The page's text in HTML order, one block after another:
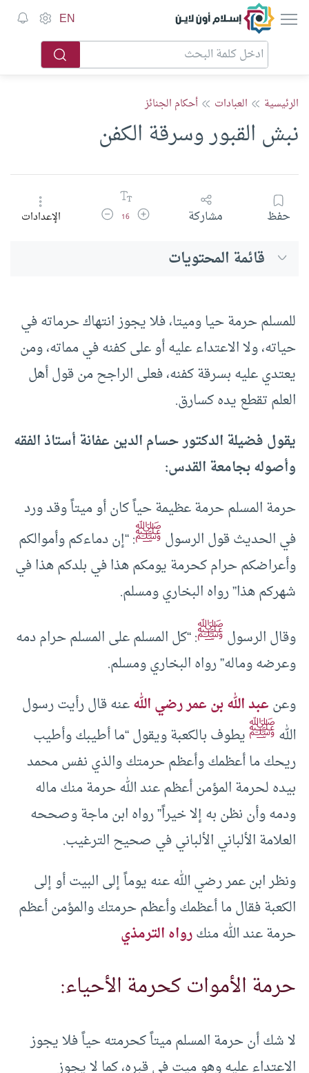
إسلام أون لاين EN
الرئيسية العبادات أحكام الجنائز
نبش القبور وسرقة الكفن
حفظ مشاركة زيادة حجم الخط
16 تقليل حجم الخطالإعدادات
قائمة المحتويات
للمسلم حرمة حيا وميتا، فلا يجوز انتهاك حرماته في
حياته، ولا الاعتداء عليه أو على كفنه في مماته، ومن
يعتدي عليه بسرقة كفنه، فعلى الراجح من قول أهل
العلم تقطع يده كسارق.
يقول فضيلة الدكتور حسام الدين عفانة أستاذ الفقه
وأصوله بجامعة القدس:
حرمة المسلم حرمة عظيمة حياً كان أو ميتاً وقد ورد
في الحديث قول الرسولﷺ: “إن دماءكم وأموالكم
وأعراضكم حرام كحرمة يومكم هذا في بلدكم هذا في
شهركم هذا” رواه البخاري ومسلم.
وقال الرسولﷺ: “كل المسلم على المسلم حرام دمه
وعرضه وماله” رواه البخاري ومسلم.
وعنعبد الله بن عمر رضي اللهعنه قال رأيت رسول
اللهﷺيطوف بالكعبة ويقول “ما أطيبك وأطيب
ريحك ما أعظمك وأعظم حرمتك والذي نفس محمد
بيده لحرمة المؤمن أعظم عند الله حرمة منك ماله
ودمه وأن نظن به إلا خيراً” رواه ابن ماجة وصححه
العلامة الألباني الألباني في صحيح الترغيب.
ونظر ابن عمر رضي الله عنه يوماً إلى البيت أو إلى
الكعبة فقال ما أعظمك وأعظم حرمتك والمؤمن أعظم
حرمة عند الله منكرواه الترمذي
حرمة الأموات كحرمة الأحياء:
لا شك أن حرمة المسلم ميتاً كحرمته حياً فلا يجوز
الاعتداء عليه وهو ميت في قبره، كما لا يجوز